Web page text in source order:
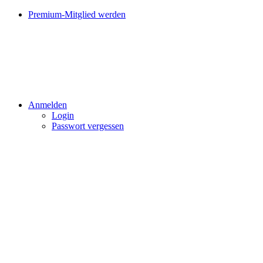
Premium-Mitglied werden
Anmelden
Login
Passwort vergessen